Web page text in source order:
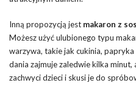
Inną propozycją jest makaron z
Możesz użyć ulubionego typu
warzywa, takie jak cukinia,
dania zajmuje zaledwie kilka
zachwyci dzieci i skusi je do